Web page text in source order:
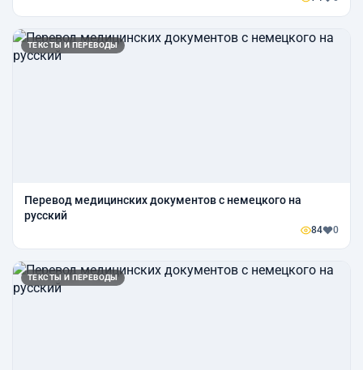
ТЕКСТЫ И ПЕРЕВОДЫ
Перевод медицинских документов с немецкого на
русский
84 0
ТЕКСТЫ И ПЕРЕВОДЫ